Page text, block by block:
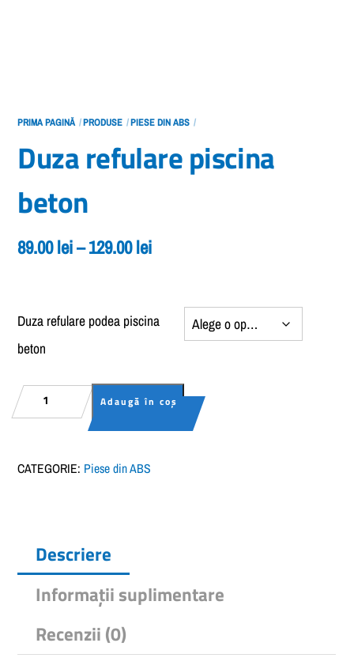
PRIMA PAGINĂ PRODUSE PIESE DIN ABS
Duza refulare piscina
beton
89.00lei–129.00leiInterval
89.00 lei
până
129.00 lei
Duza refulare podea piscina
beton
Cantitate
Duza
Adaugă în coș
CATEGORIE: Piese din ABS
Descriere
Informații suplimentare
Recenzii (0)